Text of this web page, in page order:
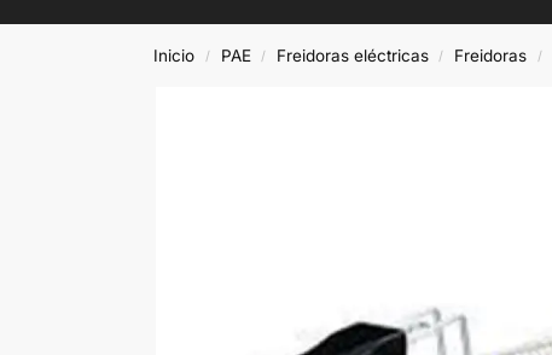
Inicio / PAE / Freidoras eléctricas / Freidoras /